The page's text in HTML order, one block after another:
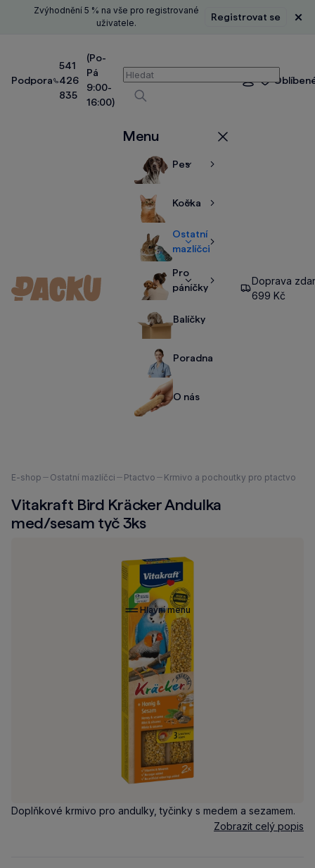
Zvýhodnění 5 % na vše pro registrované
uživatele.
Registrovat se
Podpora
541
426
835
(Po-
Pá
9:00-
16:00)
Vyhledávání
Vyhledávat
Přihlášení
Menu
PesZobrazitZobrazit
Kočka
ZobrazitZobrazit
Ostatní
mazlíčci
ZobrazitZobrazit
Pro
páníčky
ZobrazitZobrazit
Balíčky
Poradna
O nás
Hlavní menu
Doprava
699 Kč
Nacházíte
zde:
E-shop Ostatní mazlíčci Ptactvo Krmivo a pochoutky pro ptactvo
Vitakraft Bird Kräcker Andulka
med/sesam tyč 3ks
Doplňkové krmivo pro andulky, tyčinky s medem a sezamem.
Zobrazit celý popis